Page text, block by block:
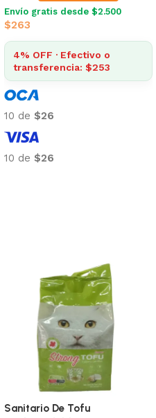
Envío gratis desde $2.500
$263
4% OFF · Efectivo o
transferencia: $253
10 de $26
10 de $26
Sanitario De Tofu